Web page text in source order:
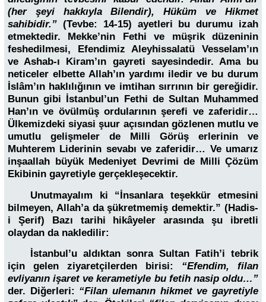
(her şeyi hakkıyla Bilendir), Hüküm ve Hikmet
sahibidir.” (Tevbe: 14-15) ayetleri bu durumu izah
etmektedir. Mekke’nin Fethi ve müşrik düzeninin
feshedilmesi, Efendimiz Aleyhissalatü Vesselam’ın
ve Ashab-ı Kiram’ın gayreti sayesindedir. Ama bu
neticeler elbette Allah’ın yardımı iledir ve bu durum
İslâm’ın haklılığının ve imtihan sırrının bir gereğidir.
Bunun gibi İstanbul’un Fethi de Sultan Muhammed
Han’ın ve övülmüş ordularının şerefi ve zaferidir…
Ülkemizdeki siyasi şuur açısından gözlenen mutlu ve
umutlu gelişmeler de Milli Görüş erlerinin ve
Muhterem Liderinin sevabı ve zaferidir… Ve umarız
inşaallah büyük Medeniyet Devrimi de Milli Çözüm
Ekibinin gayretiyle gerçekleşecektir.
Unutmayalım ki “İnsanlara teşekkür etmesini
bilmeyen, Allah’a da şükretmemiş demektir.” (Hadis-
i Şerif) Bazı tarihi hikâyeler arasında şu ibretli
olaydan da nakledilir:
İstanbul’u aldıktan sonra Sultan Fatih’i tebrik
için gelen ziyaretçilerden birisi: “Efendim, filan
evliyanın işaret ve kerametiyle bu fetih nasip oldu…”
der. Diğerleri: “Filan ulemanın hikmet ve gayretiyle